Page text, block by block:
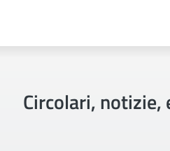
Circolari,